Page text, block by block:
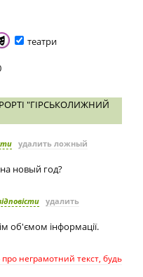
театри
"ГІРСЬКОЛИЖНИЙ
удалить ложный
новый год?
удалить
об'ємом інформації.
неграмотний текст, будь